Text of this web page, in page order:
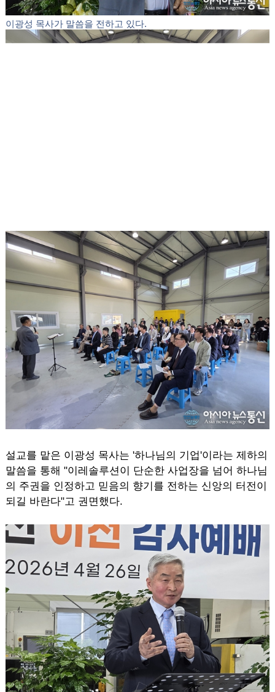
설교를 맡은 이광성 목사는 '하나님의 기업'이라는 제하의
말씀을 통해 "이레솔루션이 단순한 사업장을 넘어 하나님
의 주권을 인정하고 믿음의 향기를 전하는 신앙의 터전이
되길 바란다"고 권면했다.